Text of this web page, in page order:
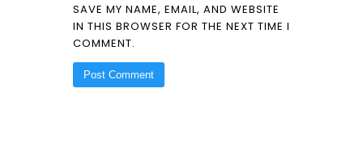
SAVE MY NAME, EMAIL, AND WEBSITE
IN THIS BROWSER FOR THE NEXT TIME I
COMMENT.